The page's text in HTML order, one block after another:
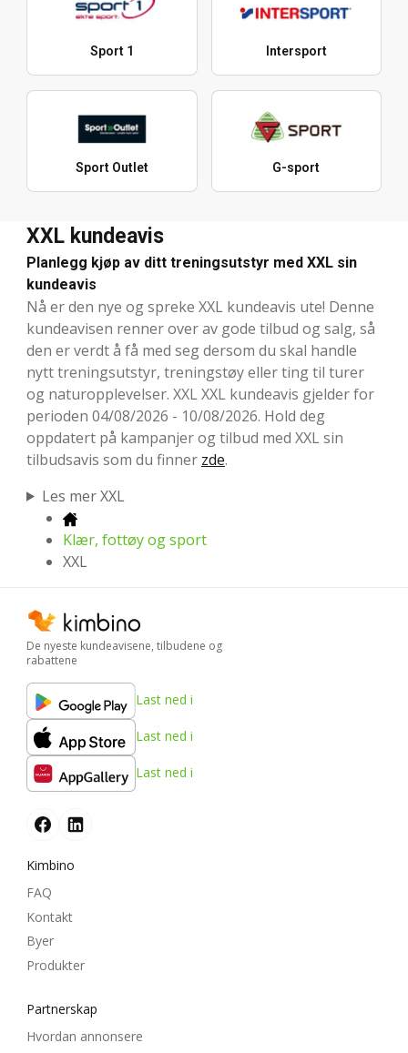
Sport 1 Intersport
Sport Outlet G-sport
XXL kundeavis
Planlegg kjøp av ditt treningsutstyr med XXL sin
kundeavis
Nå er den nye og spreke XXL kundeavis ute! Denne
kundeavisen renner over av gode tilbud og salg, så
den er verdt å få med seg dersom du skal handle
nytt treningsutstyr, treningstøy eller ting til turer
og naturopplevelser. XXL XXL kundeavis gjelder for
perioden 04/08/2026 - 10/08/2026. Hold deg
oppdatert på kampanjer og tilbud med XXL sin
tilbudsavis som du finner zde.
Les mer XXL
Klær, fottøy og sport
XXL
De nyeste kundeavisene, tilbudene og
rabattene
Last ned i
Last ned i
Last ned i
Kimbino
FAQ
Kontakt
Byer
Produkter
Partnerskap
Hvordan annonsere